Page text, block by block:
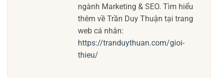
ngành Marketing & SEO. Tìm hiểu
thêm về Trần Duy Thuận tại trang
web cá nhân:
https://tranduythuan.com/gioi-
thieu/